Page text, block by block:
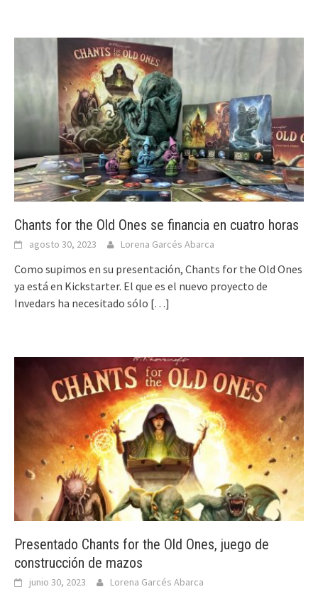
Chants for the Old Ones se financia en cuatro horas
agosto 30, 2023 Lorena Garcés Abarca
Como supimos en su presentación, Chants for the Old Ones
ya está en Kickstarter. El que es el nuevo proyecto de
Invedars ha necesitado sólo […]
Presentado Chants for the Old Ones, juego de
construcción de mazos
junio 30, 2023 Lorena Garcés Abarca